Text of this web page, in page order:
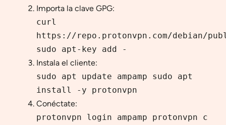
Importa la clave GPG:
curl
https://repo.protonvpn.com/debian/
sudo apt-key add -
Instala el cliente:
sudo apt update ampamp sudo apt
install -y protonvpn
Conéctate:
protonvpn login ampamp protonvpn c